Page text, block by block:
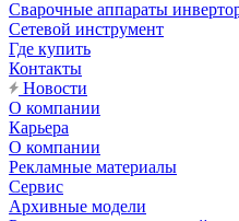
Сварочные аппараты
Сетевой инструмент
Где купить
Контакты
Новости
О компании
Карьера
О компании
Рекламные материалы
Сервис
Архивные модели